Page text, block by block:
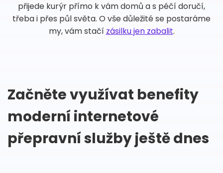
přijede kurýr přímo k vám domů a s péčí doručí,
třeba i přes půl světa. O vše důležité se postaráme
my, vám stačí zásilku jen zabalit.
Začněte využívat benefity
moderní internetové
přepravní služby ještě dnes